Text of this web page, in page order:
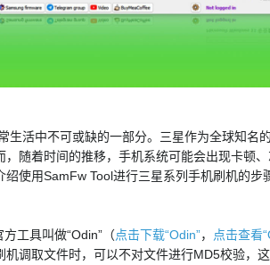
中不可或缺的一部分。三星作为全球知名
随着时间的推移，手机系统可能会出现卡顿、
使用SamFw Tool进行三星系列手机刷机的步
工具叫做“Odin”（点击下载“Odin”， 点击查看
调取文件时，可以不对文件进行MD5校验，